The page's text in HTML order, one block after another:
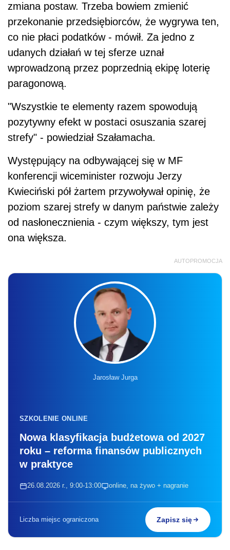
zmiana postaw. Trzeba bowiem zmienić
przekonanie przedsiębiorców, że wygrywa ten,
co nie płaci podatków - mówił. Za jedno z
udanych działań w tej sferze uznał
wprowadzoną przez poprzednią ekipę loterię
paragonową.
"Wszystkie te elementy razem spowodują
pozytywny efekt w postaci osuszania szarej
strefy" - powiedział Szałamacha.
Występujący na odbywającej się w MF
konferencji wiceminister rozwoju Jerzy
Kwieciński pół żartem przywoływał opinię, że
poziom szarej strefy w danym państwie zależy
od nasłonecznienia - czym większy, tym jest
ona większa.
AUTOPROMOCJA
Jarosław Jurga
SZKOLENIE ONLINE
Nowa klasyfikacja budżetowa od 2027
roku – reforma finansów publicznych
w praktyce
26.08.2026 r., 9:00-13:00 online, na żywo + nagranie
Liczba miejsc ograniczona Zapisz się